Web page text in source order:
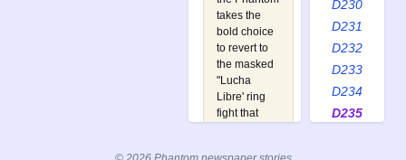
takes the
bold choice
to revert to
the masked
"Lucha
Libre' ring
fight that
D230
D231
D232
D233
D234
D235